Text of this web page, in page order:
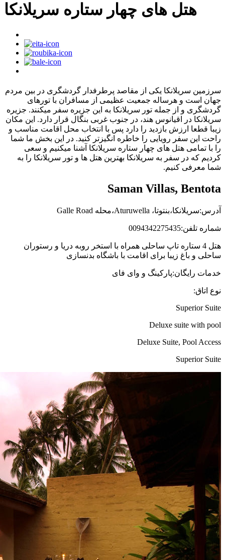
هتل های چهار ستاره سریلانکا
سرزمین سریلانکا یکی از مقاصد پرطرفدار گردشگری در بین مردم
جهان است و هرساله جمعیت عظیمی از مسافران با تورهای
گردشگری و از جمله تور سریلانکا به این جزیره سفر میکنند. جزیره
سریلانکا در اقیانوس هند، در جنوب غربی بنگال قرار دارد. این مکان
زیبا قطعا ارزش بازدید را دارد پس با انتخاب محل اقامت مناسب و
راحت این سفر رویایی را خاطره انگیزتر کنید. در این بخش ما شما
را با تمامی هتل های چهار ستاره سریلانکا آشنا میکنیم و سعی
کردیم که در سفر به سریلانکا بهترین هتل ها و تور سریلانکا را به
شما معرفی کنیم.
Saman Villas, Bentota
آدرس:سریلانکا،بنتوتا، Aturuwella،محله Galle Road
شماره تلفن:0094342275435
هتل 4 ستاره تاپ ساحلی همراه با استخر روبه دریا و رستوران
ساحلی و باغ زیبا برای اقامت با باشگاه بدنسازی
خدمات رایگان:پارکینگ و وای فای
نوع اتاق:
Superior Suite
Deluxe suite with pool
Deluxe Suite, Pool Access
Superior Suite